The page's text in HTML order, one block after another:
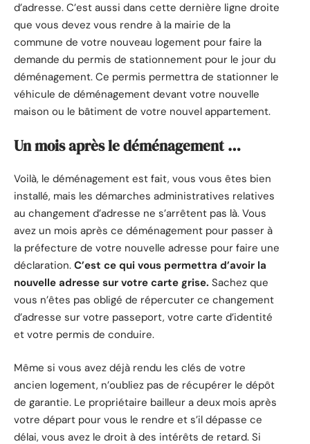
d’adresse. C’est aussi dans cette dernière ligne droite
que vous devez vous rendre à la mairie de la
commune de votre nouveau logement pour faire la
demande du permis de stationnement pour le jour du
déménagement. Ce permis permettra de stationner le
véhicule de déménagement devant votre nouvelle
maison ou le bâtiment de votre nouvel appartement.
Un mois après le déménagement …
Voilà, le déménagement est fait, vous vous êtes bien
installé, mais les démarches administratives relatives
au changement d’adresse ne s’arrêtent pas là. Vous
avez un mois après ce déménagement pour passer à
la préfecture de votre nouvelle adresse pour faire une
déclaration. C’est ce qui vous permettra d’avoir la
nouvelle adresse sur votre carte grise. Sachez que
vous n’êtes pas obligé de répercuter ce changement
d’adresse sur votre passeport, votre carte d’identité
et votre permis de conduire.
Même si vous avez déjà rendu les clés de votre
ancien logement, n’oubliez pas de récupérer le dépôt
de garantie. Le propriétaire bailleur a deux mois après
votre départ pour vous le rendre et s’il dépasse ce
délai, vous avez le droit à des intérêts de retard. Si